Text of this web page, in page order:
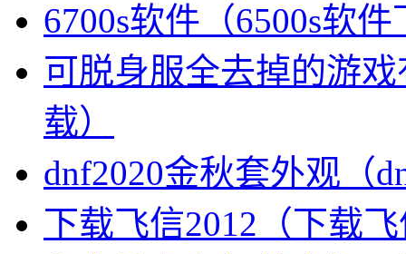
6700s软件（6500s软
可脱身服全去掉的游
载）
dnf2020金秋套外观（
下载飞信2012（下载